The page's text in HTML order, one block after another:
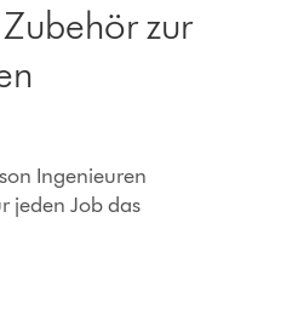
zur
Ingenieuren
jeden Job das